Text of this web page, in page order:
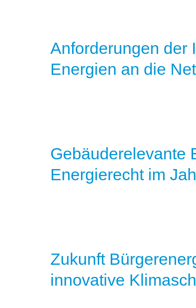
Anforderungen der
Energien an die
Gebäuderelevante
Energierecht im
Zukunft
innovative